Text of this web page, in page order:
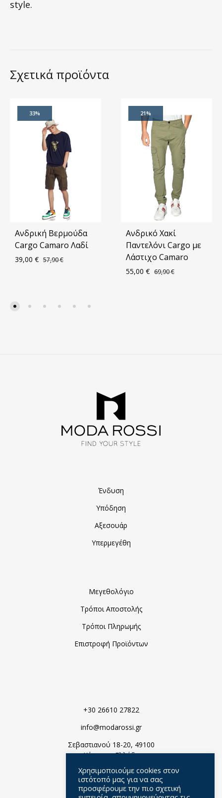
style.
Σχετικά προϊόντα
33%
Ανδρική Βερμούδα
Cargo Camaro Λαδί
39,00 € 57,90€
21%
Ανδρικό Χακί
Παντελόνι Cargo με
Λάστιχο Camaro
55,00 € 69,90€
Ένδυση
Υπόδηση
Αξεσουάρ
Υπερμεγέθη
Μεγεθολόγιο
Τρόποι Αποστολής
Τρόποι Πληρωμής
Επιστροφή Προϊόντων
+30 26610 27822
info@modarossi.gr
Σεβαστιανού 18-20, 49100
Κέρκυρα, Ελλάδα
Χρησιμοποιούμε cookies στον
ιστότοπό μας για να σας
προσφέρουμε την πιο σχετική